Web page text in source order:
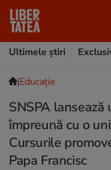
Ultimele știri
|Educație
SNSPA
împreună cu o
Cursurile
Papa Francisc